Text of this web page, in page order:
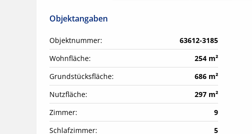
Objektangaben
Objektnummer:
63612-3185
Wohnfläche:
254 m²
Grundstücksfläche:
686 m²
Nutzfläche:
297 m²
Zimmer:
9
Schlafzimmer:
5